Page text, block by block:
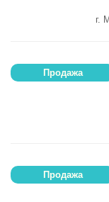
г.
Продажа
Продажа